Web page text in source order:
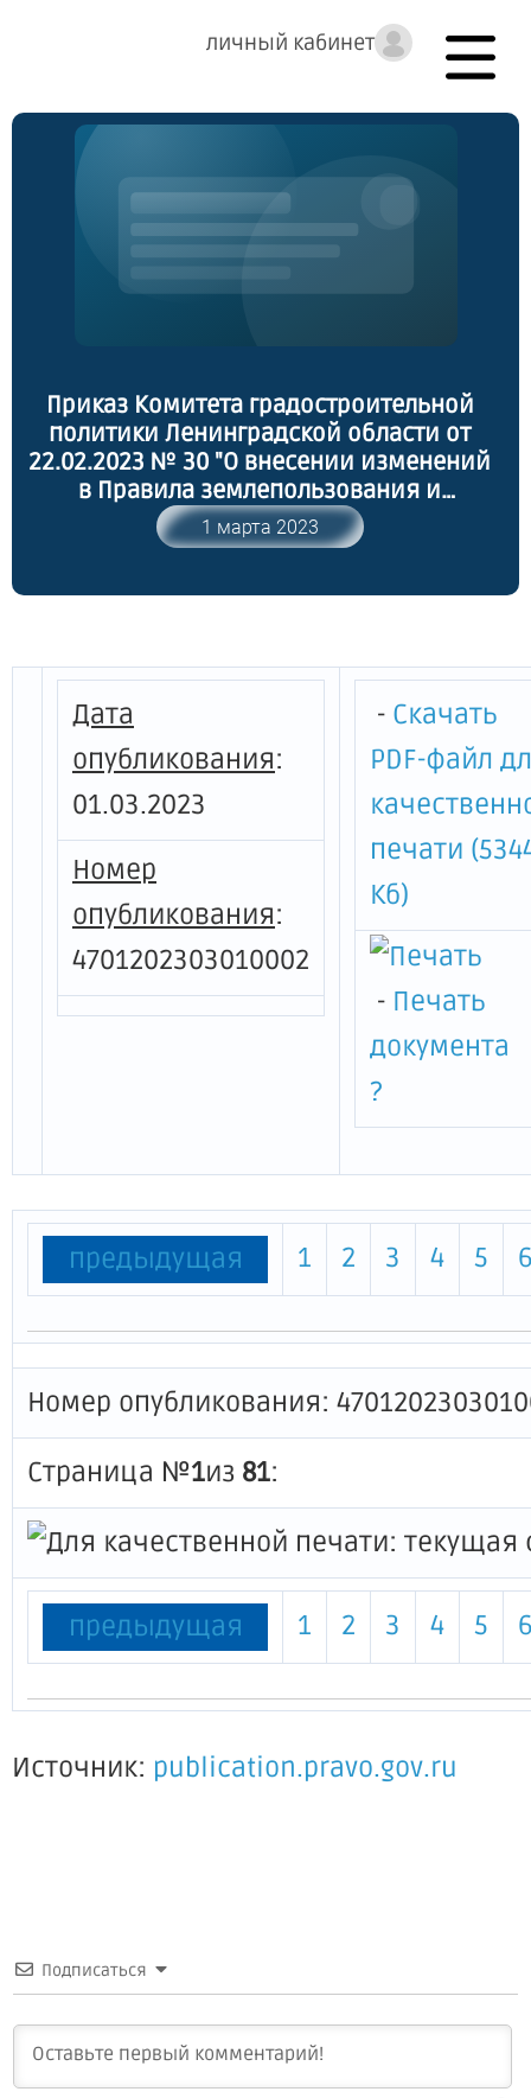
личный кабинет
Приказ Комитета градостроительной
политики Ленинградской области от
22.02.2023 № 30 "О внесении изменений
в Правила землепользования и
застройки муниципального
образования "Юкковское сельское
муниципального района Ленинградской
1 марта 2023
Дата
опубликования:
01.03.2023
Номер
опубликования:
4701202303010002
- Скачать
PDF-файл
печати
Кб)
- Печать
документа
?
предыдущая 1 2 3 4 5
Номер опубликования:
Страница №1из 81:
предыдущая 1 2 3 4 5
Источник: publication.pravo.gov.ru
Подписаться